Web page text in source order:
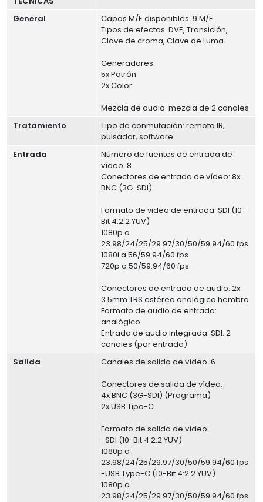
General
Capas M/E disponibles: 9 M/E
Tipos de efectos: DVE, Transición,
Clave de croma, Clave de Luma
Generadores:
5x Patrón
2x Color
Mezcla de audio: mezcla de 2 canales
Tratamiento
Tipo de conmutación: remoto IR,
pulsador, software
Entrada
Número de fuentes de entrada de
vídeo: 8
Conectores de entrada de vídeo: 8x
BNC (3G-SDI)
Formato de video de entrada: SDI (10-
Bit 4:2:2 YUV)
1080p a
23.98/24/25/29.97/30/50/59.94/60 fps
1080i a 56/59.94/60 fps
720p a 50/59.94/60 fps
Conectores de entrada de audio: 2x
3.5mm TRS estéreo analógico hembra
Formato de audio de entrada:
analógico
Entrada de audio integrada: SDI: 2
canales (por entrada)
Salida
Canales de salida de vídeo: 6
Conectores de salida de vídeo:
4x BNC (3G-SDI) (Programa)
2x USB Tipo-C
Formato de salida de vídeo:
-SDI (10-Bit 4:2:2 YUV)
1080p a
23.98/24/25/29.97/30/50/59.94/60 fps
-USB Type-C (10-Bit 4:2:2 YUV)
1080p a
23.98/24/25/29.97/30/50/59.94/60 fps